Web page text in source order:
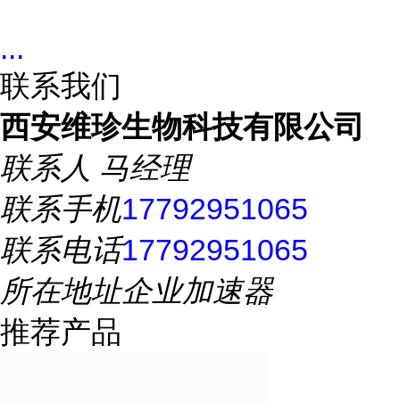
...
联系我们
西安维珍生物科技有限公司
联系人 马经理
联系手机17792951065
联系电话17792951065
所在地址企业加速器
推荐产品